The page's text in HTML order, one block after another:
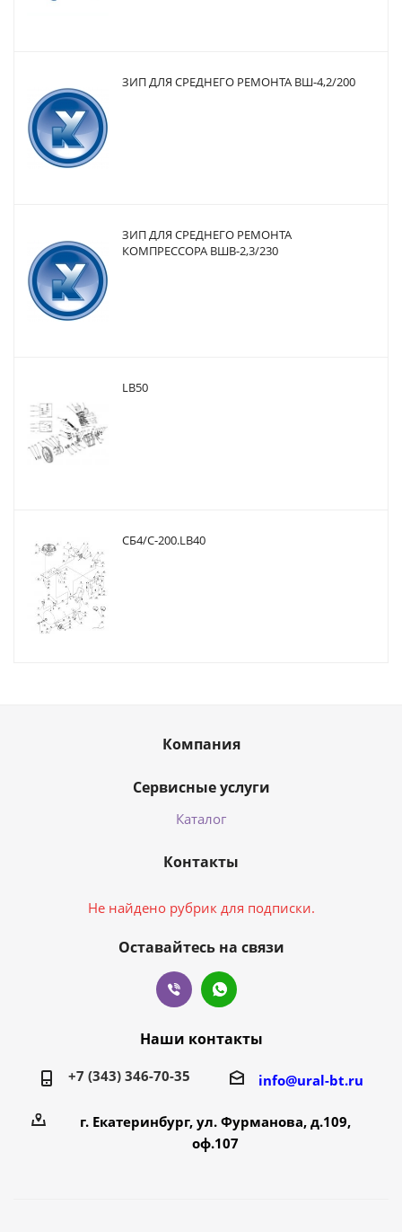
ЗИП ДЛЯ СРЕДНЕГО РЕМОНТА ВШ-4,2/200
ЗИП ДЛЯ СРЕДНЕГО РЕМОНТА
КОМПРЕССОРА ВШВ-2,3/230
LB50
CБ4/С-200.LB40
Компания
Сервисные услуги
Каталог
Контакты
Не найдено рубрик для подписки.
Оставайтесь на связи
Наши контакты
+7 (343) 346-70-35 info@ural-bt.ru
г. Екатеринбург, ул. Фурманова, д.109,
оф.107